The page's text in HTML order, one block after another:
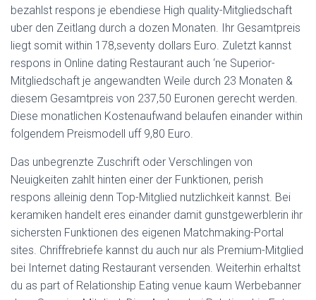
bezahlst respons je ebendiese High quality-Mitgliedschaft
uber den Zeitlang durch a dozen Monaten. Ihr Gesamtpreis
liegt somit within 178,seventy dollars Euro. Zuletzt kannst
respons in Online dating Restaurant auch ‘ne Superior-
Mitgliedschaft je angewandten Weile durch 23 Monaten &
diesem Gesamtpreis von 237,50 Euronen gerecht werden.
Diese monatlichen Kostenaufwand belaufen einander within
folgendem Preismodell uff 9,80 Euro.
Das unbegrenzte Zuschrift oder Verschlingen von
Neuigkeiten zahlt hinten einer der Funktionen, perish
respons alleinig denn Top-Mitglied nutzlichkeit kannst. Bei
keramiken handelt eres einander damit gunstgewerblerin ihr
sichersten Funktionen des eigenen Matchmaking-Portal
sites. Chriffrebriefe kannst du auch nur als Premium-Mitglied
bei Internet dating Restaurant versenden. Weiterhin erhaltst
du as part of Relationship Eating venue kaum Werbebanner